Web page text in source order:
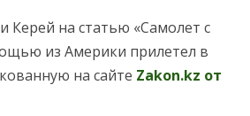
Керей на статью «Самолет с
из Америки прилетел в
на сайте Zakon.kz от